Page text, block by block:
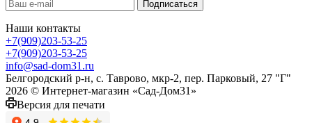
Наши контакты
+7(909)203-53-25
+7(909)203-53-25
info@sad-dom31.ru
Белгородский р-н, с. Таврово, мкр-2, пер. Парковый, 27 "Г"
2026 © Интернет-магазин «Сад-Дом31»
Версия для печати